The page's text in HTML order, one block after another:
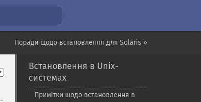
Поради щодо встановлення для Solaris »
Встановлення в Unix-
системах
Примітки щодо встановлення в